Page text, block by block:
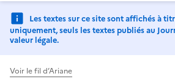
Les textes sur ce site sont affichés à
uniquement, seuls les textes publiés au
valeur légale.
Voir le fil d’Ariane